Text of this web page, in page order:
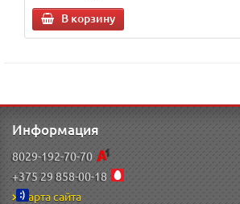
В корзину
Информация
8029-192-70-70
+375 29 858-00-18
Карта сайта